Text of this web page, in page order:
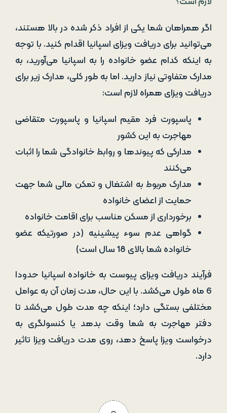
اگر همراهان شما یکی از افراد ذکر شده در بالا هستند،
می‌توانید برای دریافت ویزای اسپانیا اقدام کنید. با توجه
به اینکه کدام عضو خانواده را به اسپانیا می‌آورید، به
مدارک متفاوتی نیاز دارید. اما به طور کلی، مدارک زیر برای
دریافت ویزای همراه لازم است:
پاسپورت فرد مقیم اسپانیا و پاسپورت متقاضی
مهاجرت به این کشور
مدارکی که پیوندها و روابط خانوادگی شما را اثبات
می‌کنند
مدارک مربوط به اشتغال و تمکن مالی شما جهت
حمایت از اعضای خانواده
برخورداری از مسکن مناسب برای اقامت خانواده
گواهی عدم سوء پیشینیه (در صورتیکه عضو
خانواده شما بالای 18 سال است)
فرآیند دریافت ویزای پیوست به خانواده اسپانیا حدودا
6 ماه طول می‌کشد. با این حال، مدت زمان آن به عوامل
مختلفی بستگی دارد؛ اینکه چه مدت طول می‌کشد تا
دفتر مهاجرت به شما وقت بدهد یا کنسولگری به
درخواست ویزا پاسخ دهد، روی مدت دریافت ویزا تاثیر
دارد.